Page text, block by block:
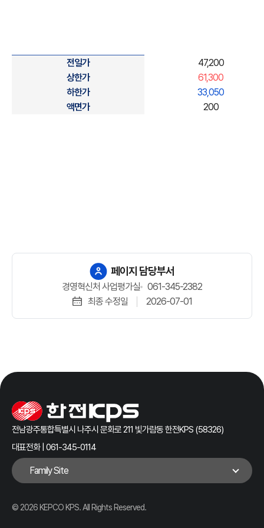
주식수
전일가
47,200
상한가
61,300
하한가
33,050
액면가
200
페이지 담당부서
경영혁신처 사업평가실
061-345-2382
최종 수정일
2026-07-01
전남광주통합특별시 나주시 문화로 211 빛가람동 한전KPS (58326)
대표전화 | 061-345-0114
Family Site
© 2026 KEPCO KPS. All Rights Reserved.